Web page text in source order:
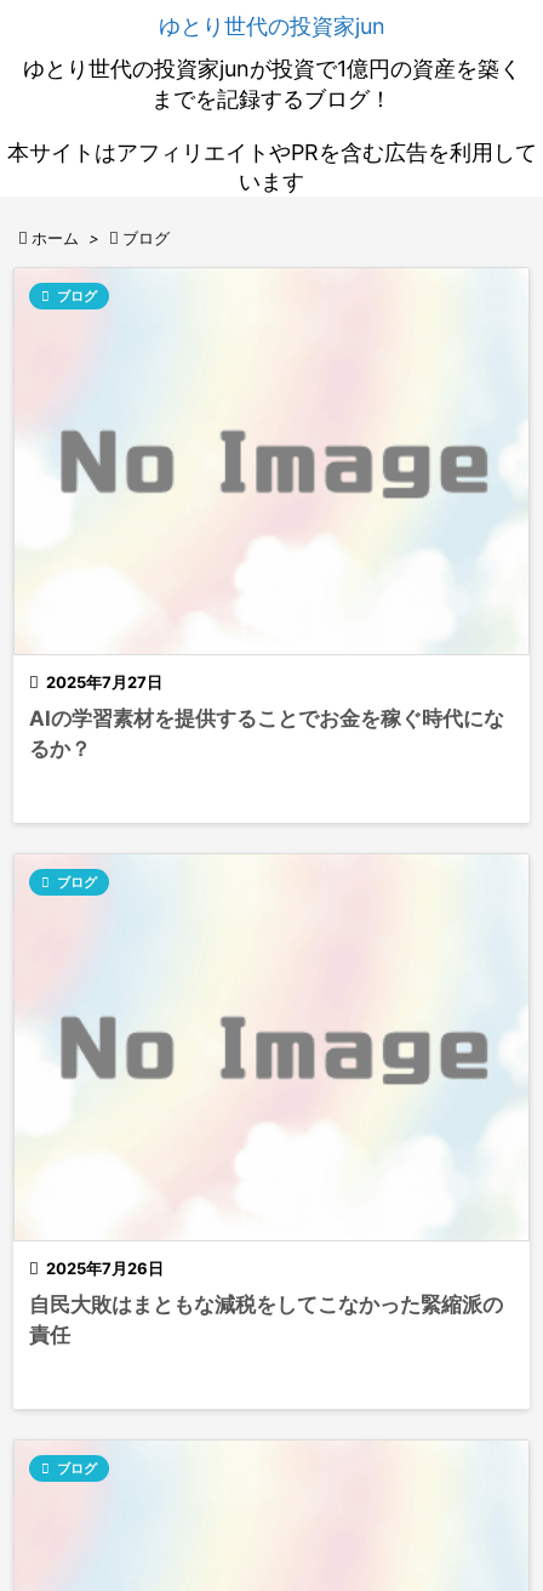
ゆとり世代の投資家jun
ゆとり世代の投資家junが投資で1億円の資産を築く
までを記録するブログ！
本サイトはアフィリエイトやPRを含む広告を利用して
います
 ホーム >  ブログ
 2025年7月27日
 ブログ
AIの学習素材を提供することでお金を稼ぐ時代にな
るか？
 2025年7月26日
 ブログ
自民大敗はまともな減税をしてこなかった緊縮派の
責任
 ブログ